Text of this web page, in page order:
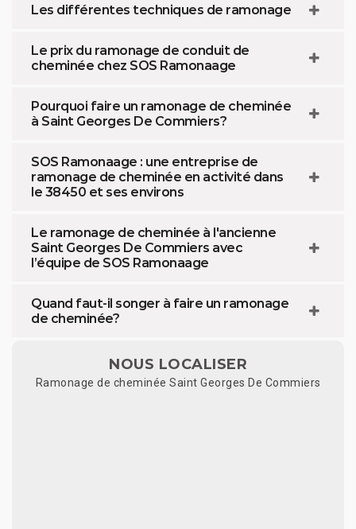
Les différentes techniques de ramonage
Le prix du ramonage de conduit de
cheminée chez SOS Ramonaage
Pourquoi faire un ramonage de cheminée
à Saint Georges De Commiers?
SOS Ramonaage : une entreprise de
ramonage de cheminée en activité dans
le 38450 et ses environs
Le ramonage de cheminée à l'ancienne
Saint Georges De Commiers avec
l’équipe de SOS Ramonaage
Quand faut-il songer à faire un ramonage
de cheminée?
NOUS LOCALISER
Ramonage de cheminée Saint Georges De Commiers